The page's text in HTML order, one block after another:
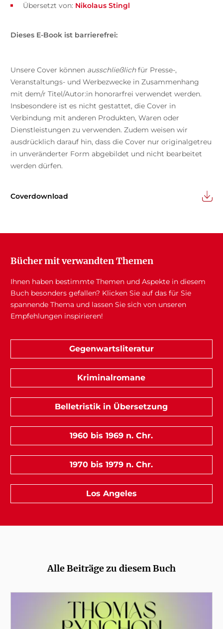
Übersetzt von: Nikolaus Stingl
Dieses E-Book ist barrierefrei:
Unsere Cover können ausschließlichfür Presse-,
Veranstaltungs- und Werbezwecke in Zusammenhang
mit dem/r Titel/Autor:in honorarfrei verwendet werden.
Insbesondere ist es nicht gestattet, die Cover in
Verbindung mit anderen Produkten, Waren oder
Dienstleistungen zu verwenden. Zudem weisen wir
ausdrücklich darauf hin, dass die Cover nur originalgetreu
in unveränderter Form abgebildet und nicht bearbeitet
werden dürfen.
Coverdownload
Bücher mit verwandten Themen
Ihnen haben bestimmte Themen und Aspekte in diesem
Buch besonders gefallen? Klicken Sie auf das für Sie
spannende Thema und lassen Sie sich von unseren
Empfehlungen inspirieren!
Gegenwartsliteratur
Kriminalromane
Belletristik in Übersetzung
1960 bis 1969 n. Chr.
1970 bis 1979 n. Chr.
Los Angeles
Alle Beiträge zu diesem Buch